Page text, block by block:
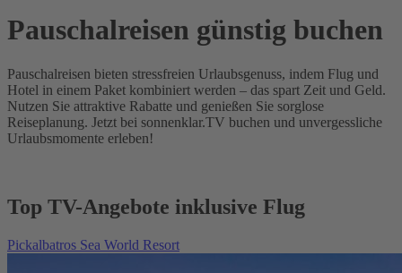
Pauschalreisen günstig buchen
Pauschalreisen bieten stressfreien Urlaubsgenuss, indem Flug und
Hotel in einem Paket kombiniert werden – das spart Zeit und Geld.
Nutzen Sie attraktive Rabatte und genießen Sie sorglose
Reiseplanung. Jetzt bei sonnenklar.TV buchen und unvergessliche
Urlaubsmomente erleben!
Top TV-Angebote inklusive Flug
Pickalbatros Sea World Resort